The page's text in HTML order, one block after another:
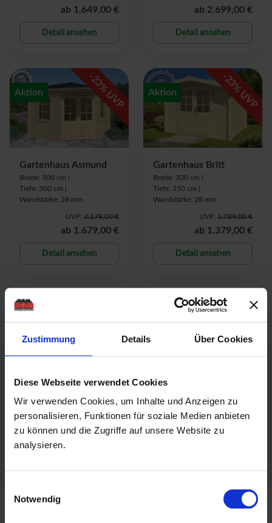
Zustimmung Details Über Cookies
Diese Webseite verwendet Cookies
Wir verwenden Cookies, um Inhalte und Anzeigen zu
personalisieren, Funktionen für soziale Medien anbieten
zu können und die Zugriffe auf unsere Website zu
analysieren.
Notwendig
ab 1.649,00 €
Detail ansehen
ab 2.699,00 €
Detail ansehen
Aktion
-
23
% UVP
Gartenhaus Asmund
Breite: 300 cm |
Tiefe: 300 cm |
Wandstärke: 28 mm
UVP: 2.179,00 €
ab 1.679,00 €
Detail ansehen
Aktion
-
23
% UVP
Gartenhaus Britt
Breite: 300 cm |
Tiefe: 250 cm |
Wandstärke: 28 mm
UVP: 1.789,00 €
ab 1.379,00 €
Detail ansehen
Aktion
Gartenhaus Elburg
Breite: 248 cm |
Wandstärke: 28 mm
2.849,00 €
ab
-
27
% UVP
Gartenhaus Hattem
Breite: 298 cm |
Wandstärke: 28 mm